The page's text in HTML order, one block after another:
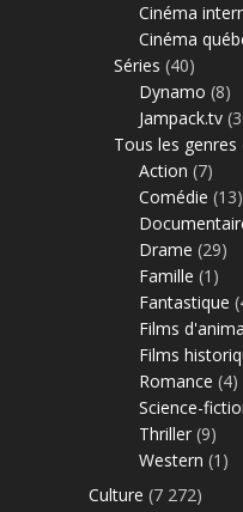
Cinéma
Cinéma
Séries (40)
Dynamo (8)
Jampack.tv
Tous les genres
Action (7)
Comédie (13)
Drame (29)
Famille (1)
Fantastique
Films
Films
Romance (4)
Science-
Thriller (9)
Western (1)
Culture (7 272)